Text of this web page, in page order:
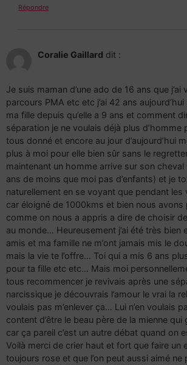
Répondre
Coralie Gaillard dit :
Je suis maman d’une ado de 16 ans que
parcours PMA etc etc j’ai 42 ans
ma fille depuis qu’elle a 9 ans et comment
séparation je ne voulais déjà plus d’homme
tous donné et encore au jour d’aujourd’hui
plus à moi pour elle bien sûr sans le
maintenant un homme arrive sur son cheval
ans de moins que moi pas d’enfants) et je
naturellement en se voyant que pendant les
car éloigné de 1000kms et bien nous avons
comme on nous a appris a dire de choisir
au monde… Heureusement j’ai été très bien
amis et ma famille ne m’ont jamais mis le
mais la vie te l’offre… Toi qui a mis 6 ans
pour ta fille etc etc… Mais moi
tous recommencer je revivais après une
narcissique je découvrais l’amour le vrai la
voulais pas m’enlever ça… Lui n’en voulais
content d’être le beau père de la mienne qui
car ça pareil c’est un autre débat quand on
Voilà merci de crier haut et fort que faire un
toujours rose et que l’on peut aussi aimé ne